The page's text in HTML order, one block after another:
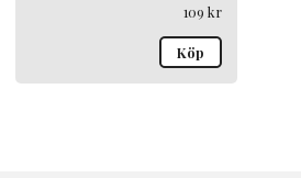
109 kr
Köp